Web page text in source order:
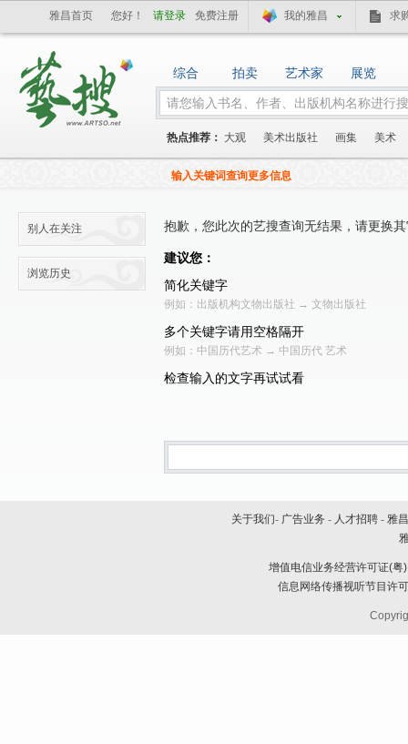
雅昌首页 您好！ 请登录 免费注册 我的雅昌 求
综合 拍卖 艺术家 展览
热点推荐： 大观 美术出版社 画集 美术
输入关键词查询更多信息
别人在关注
浏览历史
抱歉，您此次的艺搜查询无结果，请更换
建议您：
简化关键字
例如：出版机构文物出版社 → 文物出版社
多个关键字请用空格隔开
例如：中国历代艺术 → 中国历代 艺术
检查输入的文字再试试看
关于我们- 广告业务 - 人才招聘 - 雅
增值电信业务经营许可证(
信息网络传播视听节目许